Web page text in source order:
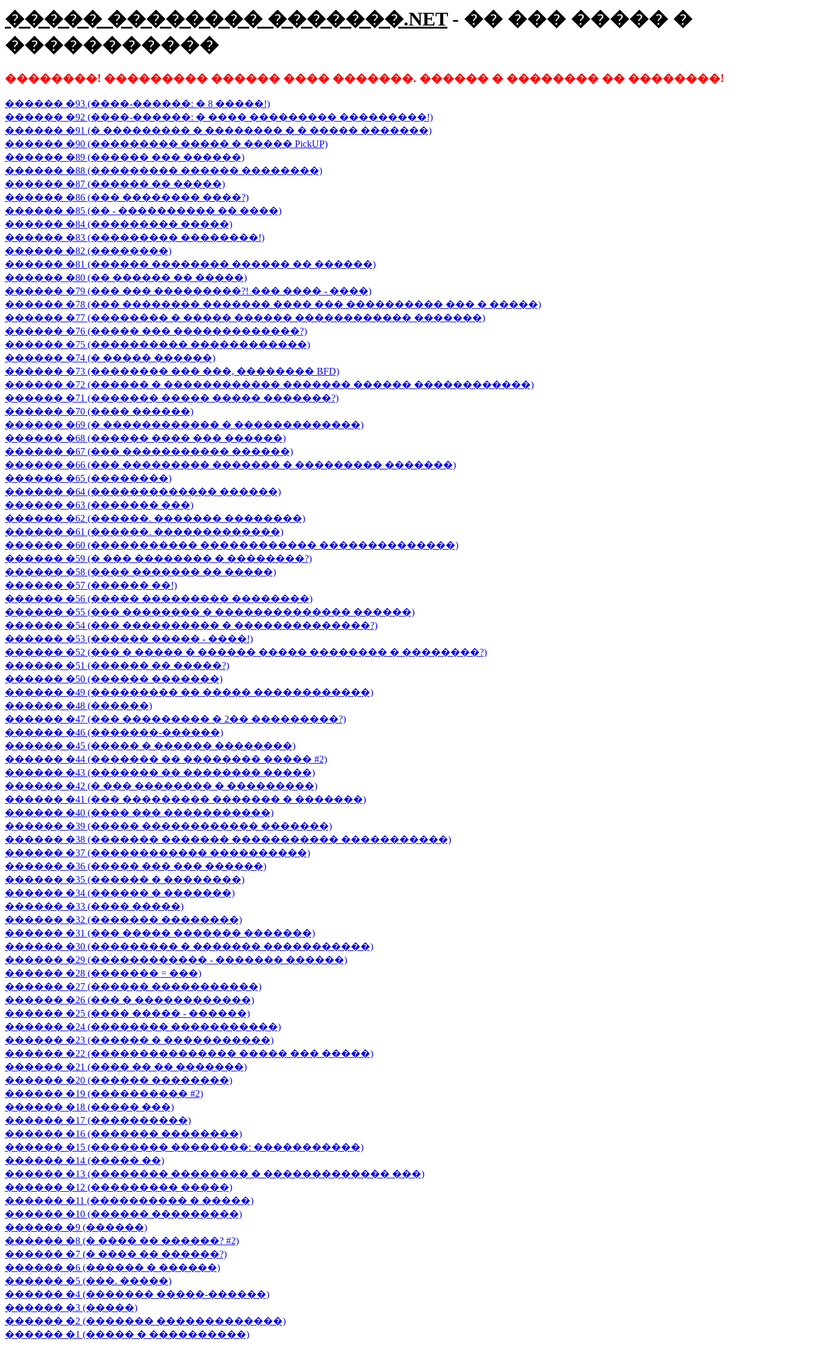
����� �������� �������.NET- �� ��� ����� �
�����������
��������! ��������� ������ ���� �������. ������ � �������� �� ��������!
������ �93 (����-������: � 8 �����!)
������ �92 (����-������: � ���� ��������� ���������!)
������ �91 (� ��������� � �������� � � ����� �������)
������ �90 (��������� ����� � ����� PickUP)
������ �89 (������ ��� ������)
������ �88 (��������� ������ ��������)
������ �87 (������ �� �����)
������ �86 (��� �������� ����?)
������ �85 (�� - ���������� �� ����)
������ �84 (��������� �����)
������ �83 (��������� ��������!)
������ �82 (��������)
������ �81 (������ �������� ������ �� ������)
������ �80 (�� ������ �� �����)
������ �79 (��� ��� ���������?! ��� ���� - ����)
������ �78 (��� �������� ������� ���� ��� ���������� ��� � �����)
������ �77 (�������� � ����� ������ ������������ �������)
������ �76 (����� ��� �������������?)
������ �75 (���������� ������������)
������ �74 (� ����� ������)
������ �73 (�������� ��� ���, �������� BFD)
������ �72 (������ � ������������ ������� ������ ������������)
������ �71 (������� ����� ����� �������?)
������ �70 (���� ������)
������ �69 (� ������������ � �������������)
������ �68 (������ ���� ��� ������)
������ �67 (��� ����������� ������)
������ �66 (��� ��������� ������� � ��������� �������)
������ �65 (��������)
������ �64 (������������� ������)
������ �63 (������� ���)
������ �62 (������. ������� ��������)
������ �61 (������. �������������)
������ �60 (����������� ������������ ��������������)
������ �59 (� ��� �������� � ��������?)
������ �58 (���� ������� �� �����)
������ �57 (������ ��!)
������ �56 (����� ��������� ��������)
������ �55 (��� �������� � �������������� ������)
������ �54 (��� ���������� � ��������������?)
������ �53 (������ ����� - ����!)
������ �52 (��� � ����� � ������ ����� �������� � ��������?)
������ �51 (������ �� �����?)
������ �50 (������ �������)
������ �49 (��������� �� ����� ������������)
������ �48 (������)
������ �47 (��� ��������� � 2�� ���������?)
������ �46 (�������-������)
������ �45 (����� � ������ ��������)
������ �44 (������� �� �������� ����� #2)
������ �43 (������� �� �������� �����)
������ �42 (� ��� �������� � ���������)
������ �41 (��� ��������� ������� � �������)
������ �40 (���� ��� �����������)
������ �39 (����� ������������ �������)
������ �38 (������� ������� ����������� �����������)
������ �37 (������������ ����������)
������ �36 (����� ��� ��� ������)
������ �35 (������ � ��������)
������ �34 (������ � �������)
������ �33 (���� �����)
������ �32 (������� ��������)
������ �31 (��� ����� ������� �������)
������ �30 (��������� � ������� �����������)
������ �29 (������������ - ������� ������)
������ �28 (������� = ���)
������ �27 (������ �����������)
������ �26 (��� � ������������)
������ �25 (���� ����� - ������)
������ �24 (�������� �����������)
������ �23 (������ � �����������)
������ �22 (��������������� ����� ��� �����)
������ �21 (���� �� �� �������)
������ �20 (������ ��������)
������ �19 (���������� #2)
������ �18 (����� ���)
������ �17 (����������)
������ �16 (������� ��������)
������ �15 (�������� ��������: �����������)
������ �14 (����� ��)
������ �13 (�������� �������� � ������������� ���)
������ �12 (��������� �����)
������ �11 (���������� � �����)
������ �10 (������ ���������)
������ �9 (������)
������ �8 (� ���� �� ������? #2)
������ �7 (� ���� �� ������?)
������ �6 (������ � ������)
������ �5 (���. �����)
������ �4 (������� �����-������)
������ �3 (�����)
������ �2 (������� �������������)
������ �1 (����� � ����������)